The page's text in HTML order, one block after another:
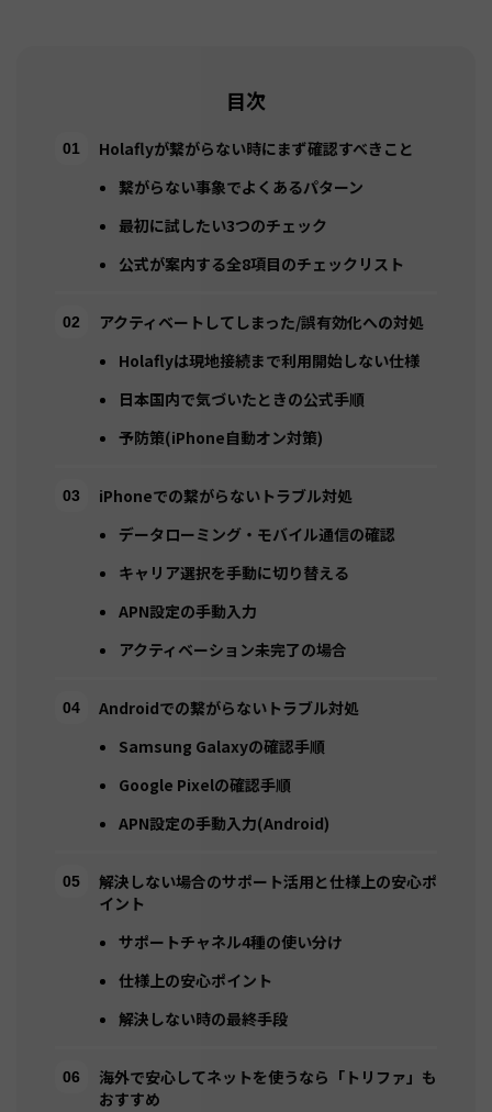
目次
Holaflyが繋がらない時にまず確認すべきこと
繋がらない事象でよくあるパターン
最初に試したい3つのチェック
公式が案内する全8項目のチェックリスト
アクティベートしてしまった/誤有効化への対処
Holaflyは現地接続まで利用開始しない仕様
日本国内で気づいたときの公式手順
予防策(iPhone自動オン対策)
iPhoneでの繋がらないトラブル対処
データローミング・モバイル通信の確認
キャリア選択を手動に切り替える
APN設定の手動入力
アクティベーション未完了の場合
Androidでの繋がらないトラブル対処
Samsung Galaxyの確認手順
Google Pixelの確認手順
APN設定の手動入力(Android)
解決しない場合のサポート活用と仕様上の安心ポ
イント
サポートチャネル4種の使い分け
仕様上の安心ポイント
解決しない時の最終手段
海外で安心してネットを使うなら「トリファ」も
おすすめ